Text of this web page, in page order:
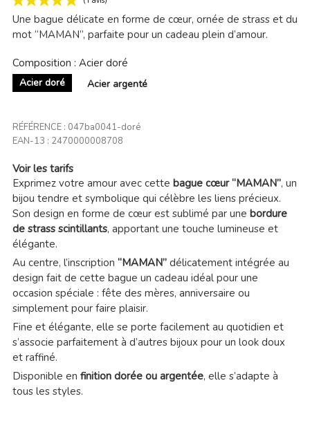
(1 avis)
Une bague délicate en forme de cœur, ornée de strass et du
mot “MAMAN”, parfaite pour un cadeau plein d’amour.
Composition : Acier doré
Acier doré Acier argenté
RÉFÉRENCE : 047ba0041-doré
EAN-13 : 2470000008708
Voir les tarifs
Exprimez votre amour avec cette bague cœur “MAMAN”, un
bijou tendre et symbolique qui célèbre les liens précieux.
Son design en forme de cœur est sublimé par une bordure
de strass scintillants, apportant une touche lumineuse et
élégante.
Au centre, l’inscription “MAMAN”délicatement intégrée au
design fait de cette bague un cadeau idéal pour une
occasion spéciale : fête des mères, anniversaire ou
simplement pour faire plaisir.
Fine et élégante, elle se porte facilement au quotidien et
s’associe parfaitement à d’autres bijoux pour un look doux
et raffiné.
Disponible en finition dorée ou argentée, elle s’adapte à
tous les styles.